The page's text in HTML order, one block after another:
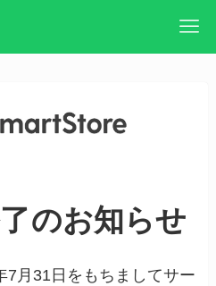
のお知らせ
7月31日をもちましてサー